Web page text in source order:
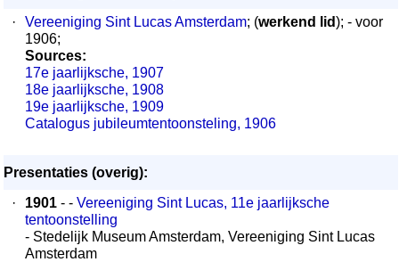
·
Vereeniging Sint Lucas Amsterdam; (werkend lid); - voor
1906;
Sources:
17e jaarlijksche, 1907
18e jaarlijksche, 1908
19e jaarlijksche, 1909
Catalogus jubileumtentoonsteling, 1906
Presentaties (overig):
·
1901 - - Vereeniging Sint Lucas, 11e jaarlijksche
tentoonstelling
- Stedelijk Museum Amsterdam, Vereeniging Sint Lucas
Amsterdam